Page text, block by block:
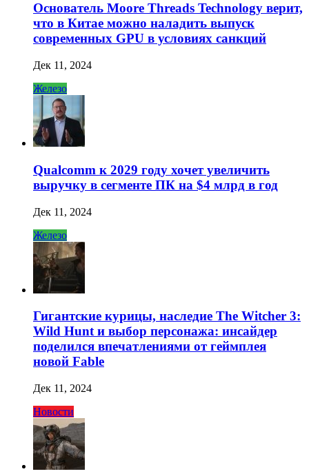
Основатель Moore Threads Technology верит,
что в Китае можно наладить выпуск
современных GPU в условиях санкций
Дек 11, 2024
Железо
Qualcomm к 2029 году хочет увеличить
выручку в сегменте ПК на $4 млрд в год
Дек 11, 2024
Железо
Гигантские курицы, наследие The Witcher 3:
Wild Hunt и выбор персонажа: инсайдер
поделился впечатлениями от геймплея
новой Fable
Дек 11, 2024
Новости